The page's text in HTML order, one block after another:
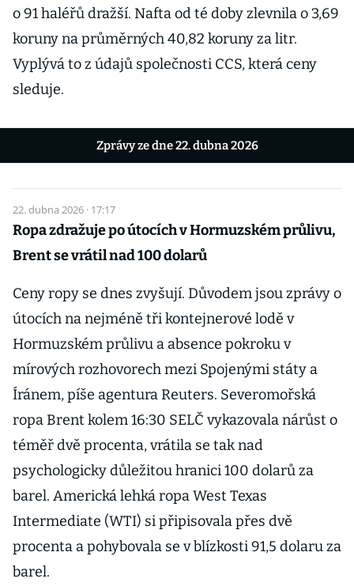
o 91 haléřů dražší. Nafta od té doby zlevnila o 3,69
koruny na průměrných 40,82 koruny za litr.
Vyplývá to z údajů společnosti CCS, která ceny
sleduje.
Zprávy ze dne 22. dubna 2026
22. dubna 2026 · 17:17
Ropa zdražuje po útocích v Hormuzském průlivu,
Brent se vrátil nad 100 dolarů
Ceny ropy se dnes zvyšují. Důvodem jsou zprávy o
útocích na nejméně tři kontejnerové lodě v
Hormuzském průlivu a absence pokroku v
mírových rozhovorech mezi Spojenými státy a
Íránem, píše agentura Reuters. Severomořská
ropa Brent kolem 16:30 SELČ vykazovala nárůst o
téměř dvě procenta, vrátila se tak nad
psychologicky důležitou hranici 100 dolarů za
barel. Americká lehká ropa West Texas
Intermediate (WTI) si připisovala přes dvě
procenta a pohybovala se v blízkosti 91,5 dolaru za
barel.